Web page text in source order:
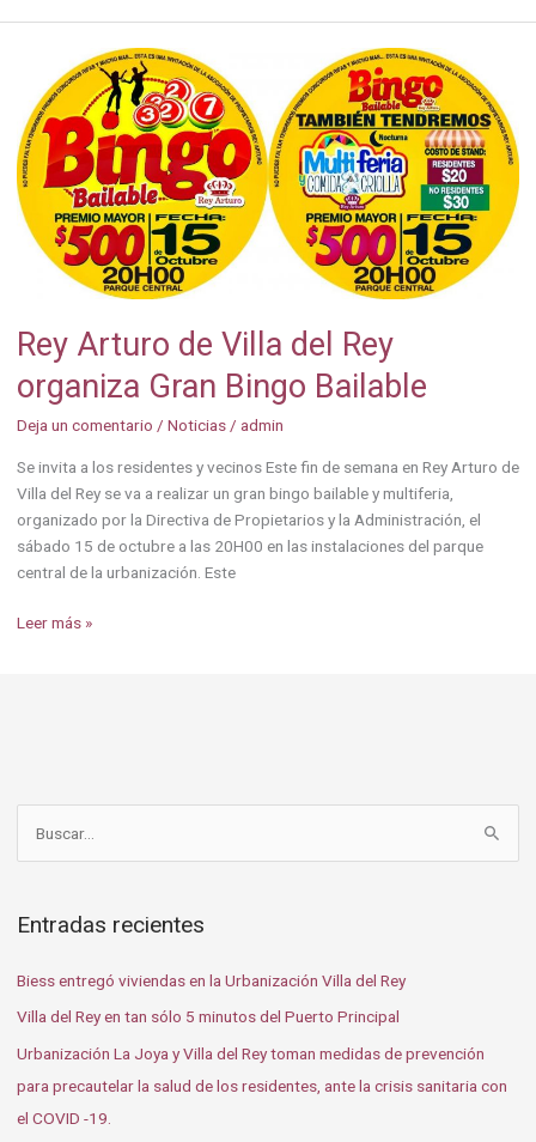
Rey Arturo de Villa del Rey
organiza Gran Bingo Bailable
Deja un comentario / Noticias/ admin
Se invita a los residentes y vecinos Este fin de semana en Rey Arturo de
Villa del Rey se va a realizar un gran bingo bailable y multiferia,
organizado por la Directiva de Propietarios y la Administración, el
sábado 15 de octubre a las 20H00 en las instalaciones del parque
central de la urbanización. Este
Arturo
de
Villa
del
Rey
organiza
Gran
Bingo
Leer más »
c
o
r
:
Entradas recientes
Biess entregó viviendas en la Urbanización Villa del Rey
Villa del Rey en tan sólo 5 minutos del Puerto Principal
Urbanización La Joya y Villa del Rey toman medidas de prevención
para precautelar la salud de los residentes, ante la crisis sanitaria con
el COVID -19.